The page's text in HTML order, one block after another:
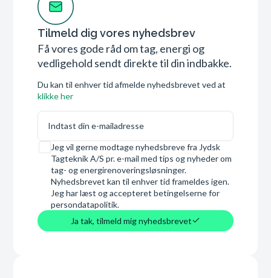
Tilmeld dig vores nyhedsbrev
Få vores gode råd om tag, energi og
vedligehold sendt direkte til din indbakke.
Du kan til enhver tid afmelde nyhedsbrevet ved at
klikke her
E-mail
Samtykke
Jeg vil gerne modtage nyhedsbreve fra Jydsk
Tagteknik A/S pr. e-mail med tips og nyheder om
tag- og energirenoveringsløsninger.
Nyhedsbrevet kan til enhver tid frameldes igen.
Jeg har læst og accepteret betingelserne for
persondatapolitik.
Ja tak, tilmeld mig nyhedsbrevet